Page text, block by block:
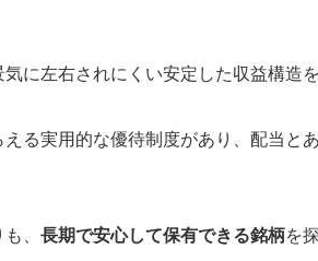
に左右されにくい安定した収益構造
る実用的な優待制度があり、配当と
、 長期で安心して保有できる銘柄を